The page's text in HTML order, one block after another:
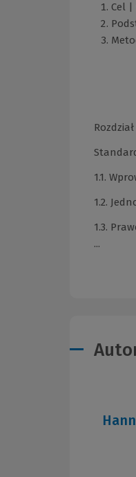
Cel |
Rozdział
1.1.
1.2.
1.3.
...